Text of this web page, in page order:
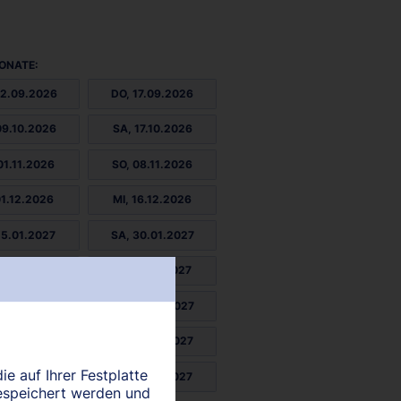
DO, 17.09.2026
SA, 17.10.2026
SO, 08.11.2026
MI, 16.12.2026
SA, 30.01.2027
DI, 16.03.2027
FR, 30.04.2027
SO, 13.06.2027
MI, 28.07.2027
auf Ihrer Festplatte
werden und